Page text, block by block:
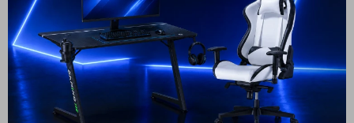
ENVIO GRATIS
GARANTÍA: 1 AÑO
ENVÍO A TODO EL PAÍS
USD
ENVIO GRATIS
ENVÍO A TODO EL PAÍS